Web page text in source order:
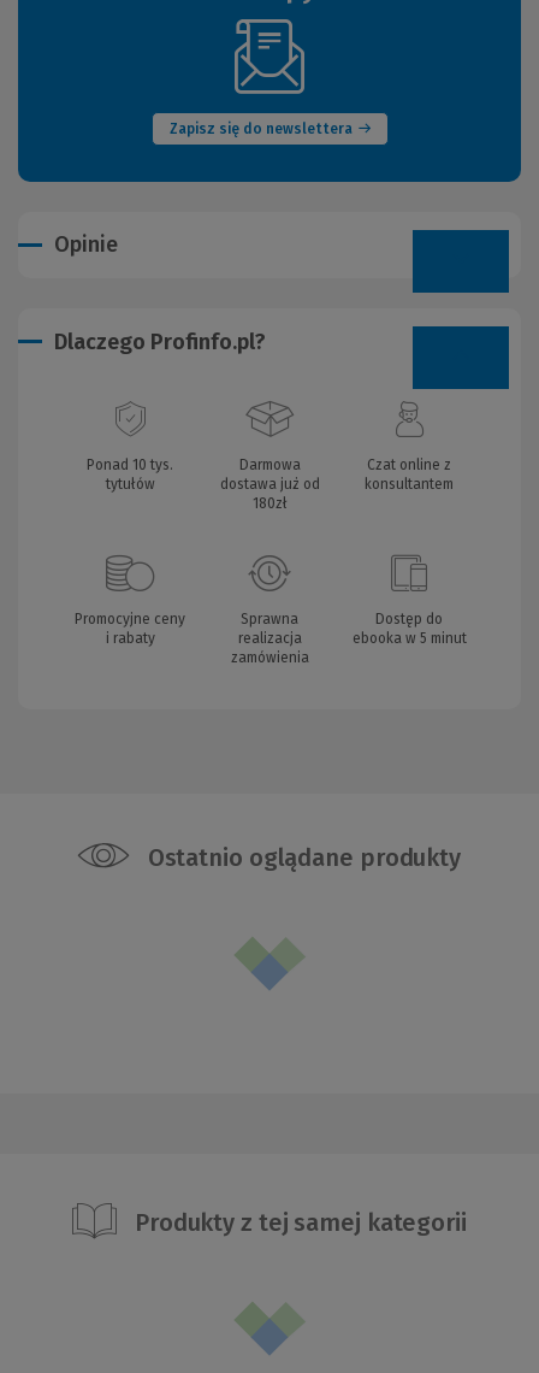
Zapisz się do newslettera
(Nowe
okno)
Opinie
Dlaczego Profinfo.pl?
Ponad 10 tys.
tytułów
Darmowa
dostawa już od
180zł
Czat online z
konsultantem
Promocyjne ceny
i rabaty
Sprawna
realizacja
zamówienia
Dostęp do
ebooka w 5 minut
Ostatnio oglądane produkty
Produkty z tej samej kategorii